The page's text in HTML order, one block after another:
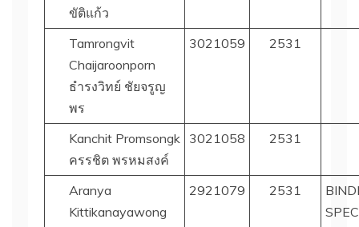
ขัติแก้ว
Tamrongvit
Chaijaroonporn
ธำรงวิทย์ ชัยจรูญ
พร
3021059 2531
Kanchit Promsongk
ครรชิต พรหมสงค์
3021058 2531
Aranya
Kittikanayawong
2921079 2531